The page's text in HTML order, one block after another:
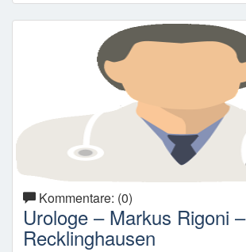
Kommentare: (0)
Urologe – Markus Rigoni –
Recklinghausen